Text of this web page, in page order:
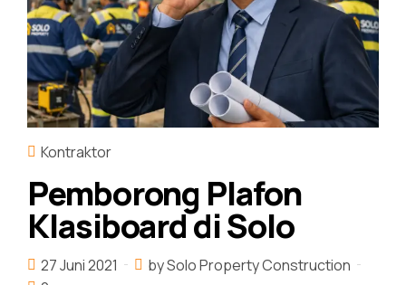
Kontraktor
Pemborong Plafon
Klasiboard di Solo
27 Juni 2021
by Solo Property Construction